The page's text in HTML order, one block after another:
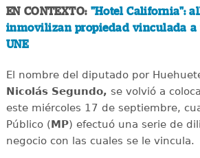
EN CONTEXTO: "Hotel California":
inmovilizan propiedad vinculada a
UNE
El nombre del diputado por
Nicolás Segundo, se volvió a
este miércoles 17 de septiembre,
Público (MP) efectuó una serie de
negocio con las cuales se le vincula.